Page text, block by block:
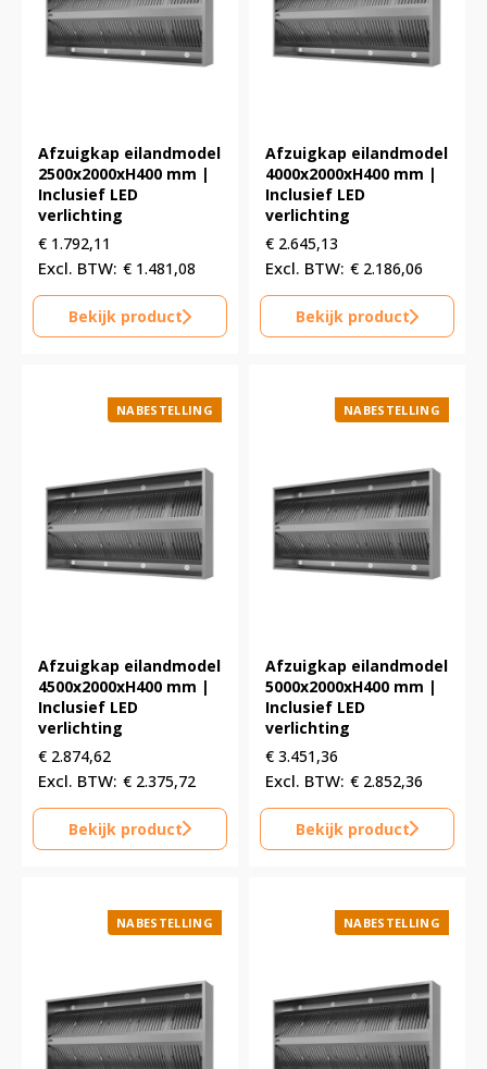
Afzuigkap eilandmodel
2500x2000xH400 mm |
Inclusief LED
verlichting
€ 1.792,11
€ 1.481,08
Bekijk product
Afzuigkap eilandmodel
4000x2000xH400 mm |
Inclusief LED
verlichting
€ 2.645,13
€ 2.186,06
Bekijk product
NABESTELLING
Afzuigkap eilandmodel
4500x2000xH400 mm |
Inclusief LED
verlichting
€ 2.874,62
€ 2.375,72
Bekijk product
NABESTELLING
Afzuigkap eilandmodel
5000x2000xH400 mm |
Inclusief LED
verlichting
€ 3.451,36
€ 2.852,36
Bekijk product
NABESTELLING NABESTELLING